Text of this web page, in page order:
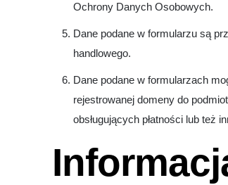
Ochrony Danych Osobowych.
Dane podane w formularzu są
handlowego.
Dane podane w formularzach
rejestrowanej domeny do
obsługujących płatności lub też